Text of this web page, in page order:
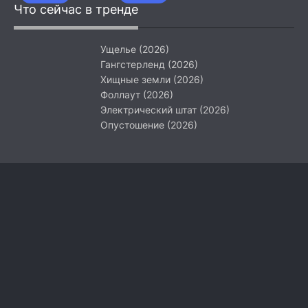
(2026)
Что сейчас в тренде
Ущелье (2026)
Гангстерленд (2026)
Хищные земли (2026)
Фоллаут (2026)
Электрический штат (2026)
Опустошение (2026)